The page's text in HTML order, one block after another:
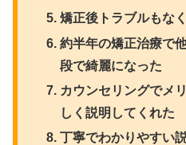
矯正後トラブルもな
約半年の矯正治療で
段で綺麗になった
カウンセリングでメ
しく説明してくれた
丁寧でわかりやすい